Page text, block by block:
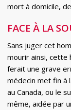
mort à domicile,
FACE À LA
Sans juger cet
mourir ainsi, cette
ferait une grave
médecin met fin à
au Canada, ou le
même, aidée par